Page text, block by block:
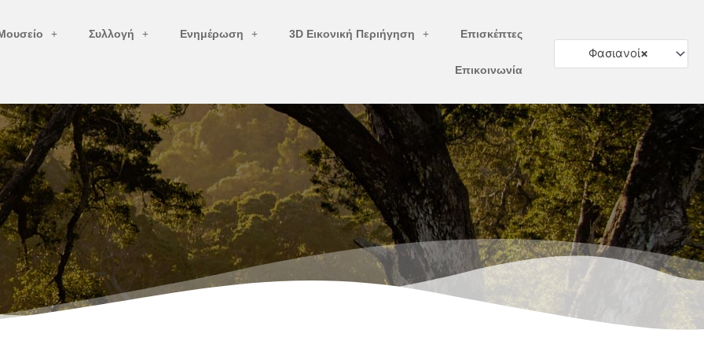
Συλλογή Ενημέρωση 3D Εικονική Περιήγηση Επισκέπτες
Επικοινωνία
×
Φασιανοί